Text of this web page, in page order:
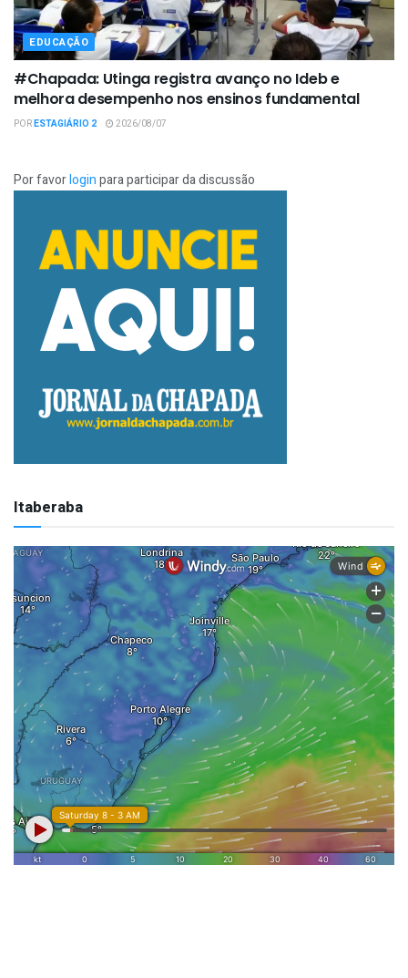
EDUCAÇÃO
#Chapada: Utinga registra avanço no Ideb e
melhora desempenho nos ensinos fundamental
PORESTAGIÁRIO 2 2026/08/07
Por favorloginpara participar da discussão
Itaberaba